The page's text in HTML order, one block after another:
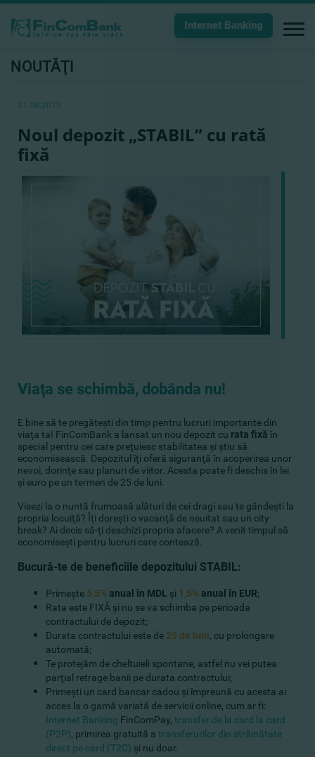
Internet Banking
NOUTĂŢI
31.08.2019
Noul depozit „STABIL” cu rată
fixă
Viaţa se schimbă, dobânda nu!
E bine să te pregăteşti din timp pentru lucruri importante din
viaţa ta! FinComBank a lansat un nou depozit cu rata fixă în
special pentru cei care preţuiesc stabilitatea şi ştiu să
economisească. Depozitul îţi oferă siguranţă în acoperirea unor
nevoi, dorinţe sau planuri de viitor. Acesta poate fi deschis în lei
şi euro pe un termen de 25 de luni.
Visezi la o nuntă frumoasă alături de cei dragi sau te gândeşti la
propria locuiţă? Îţi doreşti o vacanţă de neuitat sau un city
break? Ai decis să-ţi deschizi propria afacere? A venit timpul să
economiseşti pentru lucruri care contează.
Bucură-te de beneficiile depozitului STABIL:
Primeşte 5,5% anual în MDL şi 1,5% anual în EUR;
Rata este FIXĂ şi nu se va schimba pe perioada
contractului de depozit;
Durata contractului este de 25 de luni , cu prolongare
automată;
Te protejăm de cheltuieli spontane, astfel nu vei putea
parţial retrage banii pe durata contractului;
Primeşti un card bancar cadou şi împreună cu acesta ai
acces la o gamă variată de servicii online, cum ar fi:
Internet Banking FinComPay, transfer de la card la card
(P2P) , primirea gratuită a transferurilor din străinătate
direct pe card (T2C) şi nu doar.